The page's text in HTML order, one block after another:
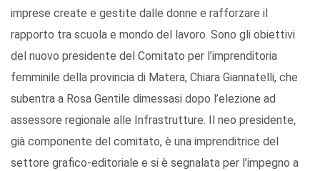
imprese create e gestite dalle donne e rafforzare il
rapporto tra scuola e mondo del lavoro. Sono gli obiettivi
del nuovo presidente del Comitato per l’imprenditoria
femminile della provincia di Matera, Chiara Giannatelli, che
subentra a Rosa Gentile dimessasi dopo l’elezione ad
assessore regionale alle Infrastrutture. Il neo presidente,
già componente del comitato, è una imprenditrice del
settore grafico-editoriale e si è segnalata per l’impegno a